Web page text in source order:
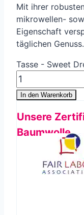
Mit ihrer
mikrowellen-
Eigenschaft
täglichen Genuss.
Tasse - Sweet
In den Warenkorb
Unsere
Baumwolle